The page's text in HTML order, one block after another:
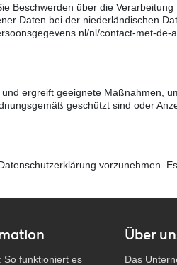
Beschwerden über die
Daten bei der niederländischen
nl/contact-met-de-
ergreift geeignete Maßnahmen,
geschützt sind oder
vorzunehmen.
So funktioniert es
Über
Das